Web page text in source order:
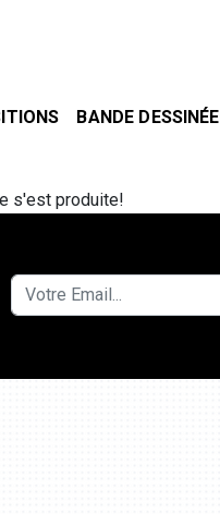
BANDE DESSINÉE
s'est produite!